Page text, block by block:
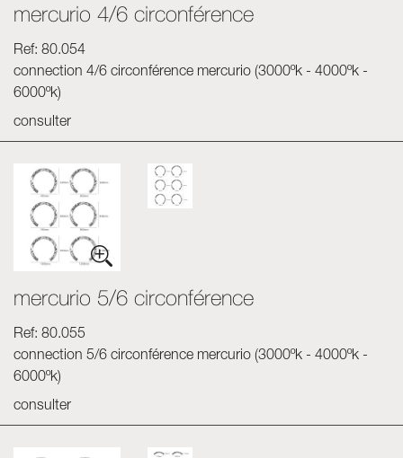
mercurio 4/6 circonférence
Ref: 80.054
connection 4/6 circonférence mercurio (3000ºk - 4000ºk -
6000ºk)
consulter
mercurio 5/6 circonférence
Ref: 80.055
connection 5/6 circonférence mercurio (3000ºk - 4000ºk -
6000ºk)
consulter